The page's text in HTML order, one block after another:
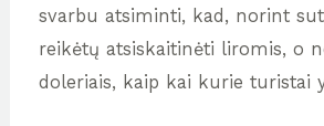
svarbu atsiminti, kad, norint
reikėtų atsiskaitinėti liromis, o
doleriais, kaip kai kurie turistai